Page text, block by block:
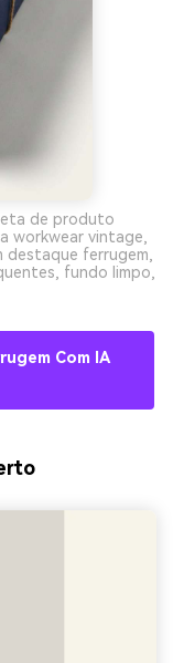
de produto
workwear vintage,
destaque ferrugem,
fundo limpo,
Com IA